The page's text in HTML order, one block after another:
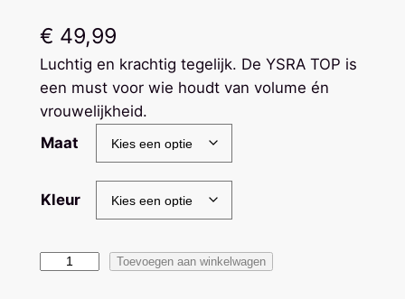
€ 49,99
Luchtig en krachtig tegelijk. De YSRA TOP is
een must voor wie houdt van volume én
vrouwelijkheid.
Maat
Kleur
Toevoegen aan winkelwagen